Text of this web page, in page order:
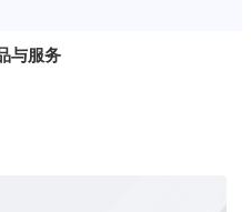
与服务